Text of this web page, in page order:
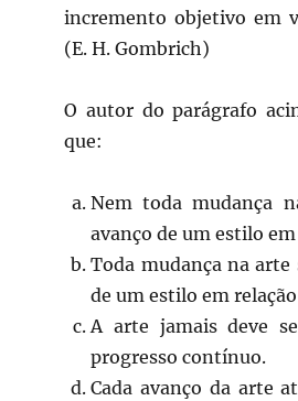
incremento objetivo em
(E. H. Gombrich)
O autor do parágrafo
que:
Nem toda mudança
avanço de um estilo
Toda mudança na
de um estilo em
A arte jamais deve
progresso contínuo.
Cada avanço da arte